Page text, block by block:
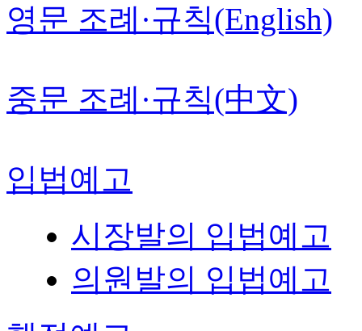
영문 조례·규칙(English)
중문 조례·규칙(中文)
입법예고
시장발의 입법예고
의원발의 입법예고